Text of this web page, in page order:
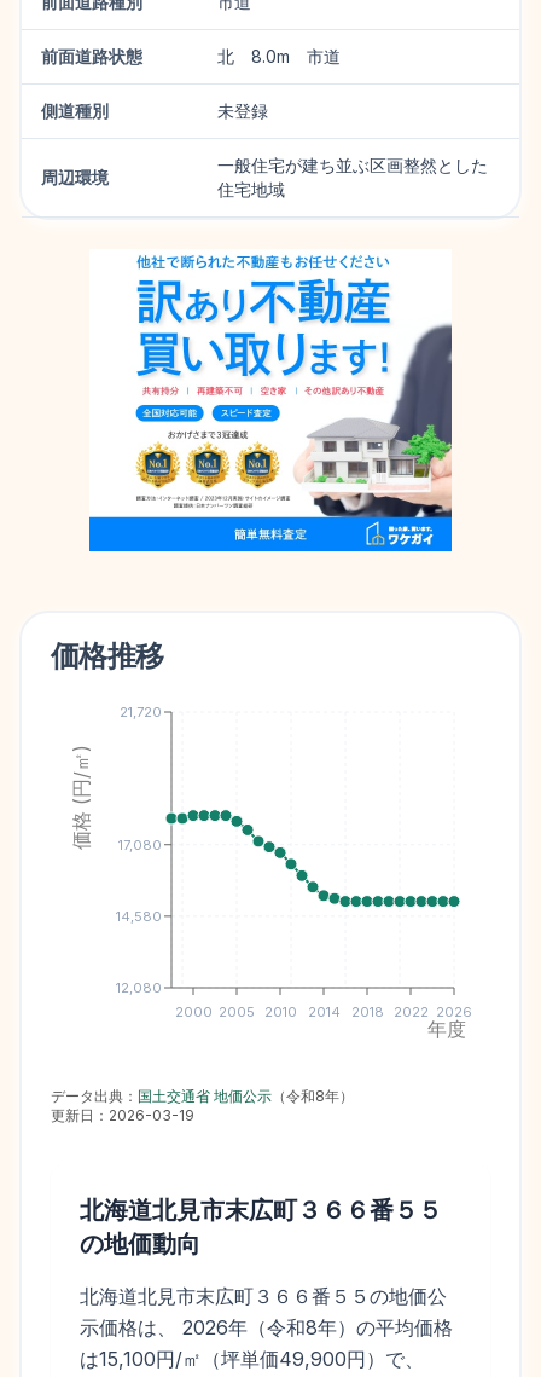
前面道路状態 北 8.0m 市道
側道種別 未登録
周辺環境
一般住宅が建ち並ぶ区画整然とした
住宅地域
価格推移
2000 2005 2010 2014 2018 2022 2026
年度
12,080
14,580
17,080
21,720
価格 (円/㎡)
データ出典： 国土交通省 地価公示 （令和8年）
更新日： 2026-03-19
北海道北見市末広町３６６番５５
の地価動向
北海道北見市末広町３６６番５５の地価公
示価格は、 2026年（令和8年）の平均価格
は15,100円/㎡（坪単価49,900円）で、